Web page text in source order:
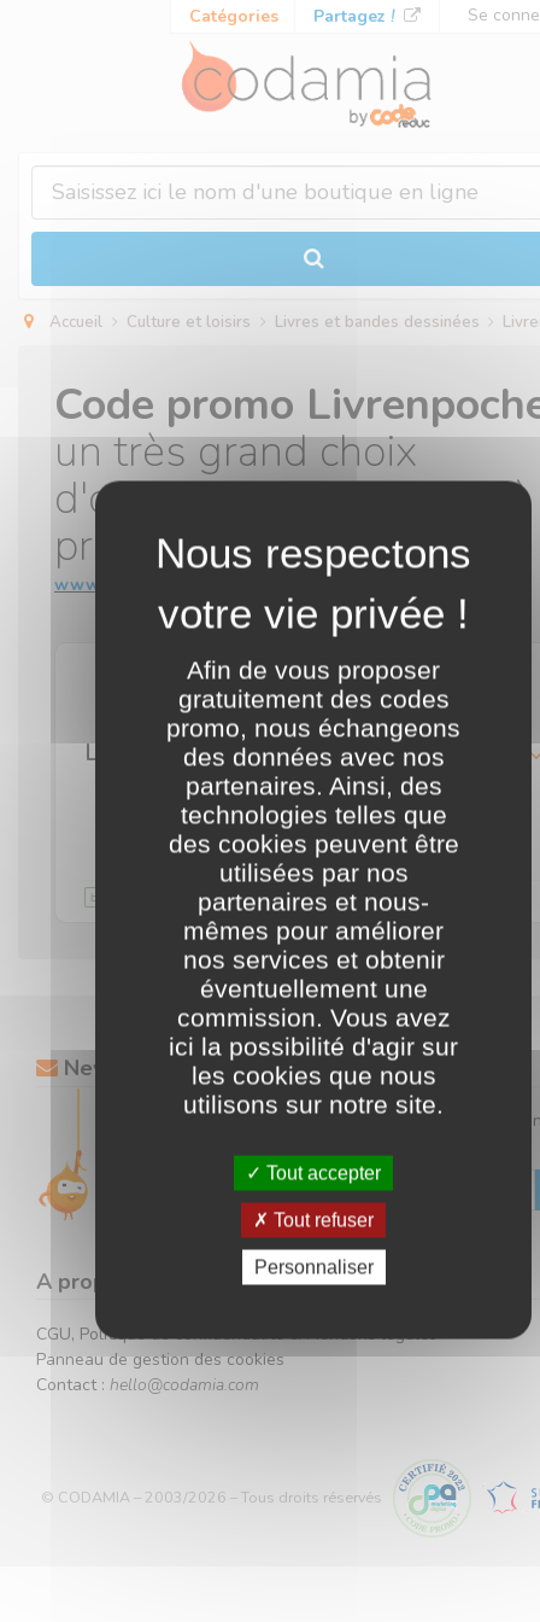
Catégories Partagez ! Se
Accueil Culture et loisirs Livres et bandes dessinées
Code promo
un très grand choix
d'ouvrages taille pocket à
prix mini
www.livrenpoche.com
livraison gratuite
Livraison gratuite Livrenpoche via Colissimo ou Mondial Relay dès 25€ d'achat pour un envoi vers la France métropolitaine et Monaco
J'en profite
Validité illimitée commentaire
Newsletter
Gardez un œil sur toutes nos offres en vous inscrivant à
Votre adresse ne sera jamais communiquée à des tiers.
A propos
CGU, Politique de confidentialité & Mentions légales
Panneau de gestion des cookies
Contact : hello@codamia.com
© CODAMIA – 2003/2026 – Tous droits réservés
Panneau de gestion des cookies
Afin de vous proposer
gratuitement des codes
promo, nous échangeons
des données avec nos
partenaires. Ainsi, des
technologies telles que
des cookies peuvent être
utilisées par nos
partenaires et nous-
mêmes pour améliorer
nos services et obtenir
éventuellement une
commission. Vous avez
ici la possibilité d'agir sur
les cookies que nous
utilisons sur notre site.
Tout accepter
Tout refuser
Personnaliser